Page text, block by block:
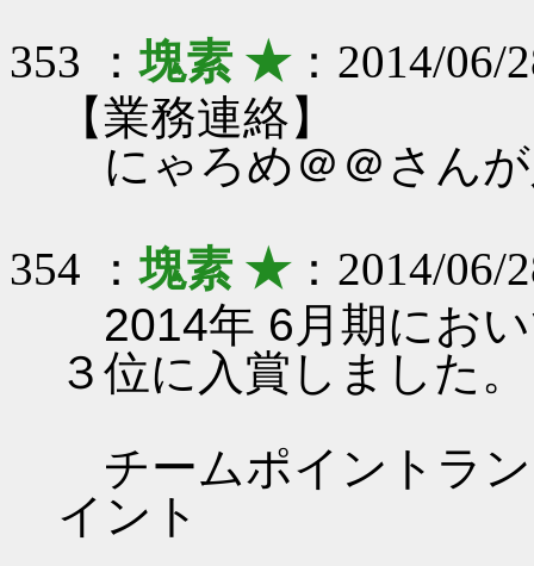
353 ：塊素 ★：2014/06/
【業務連絡】
にゃろめ＠＠さん
354 ：塊素 ★：2014/06/
2014年 6月期にお
３位に入賞しました。
チームポイントラ
イント